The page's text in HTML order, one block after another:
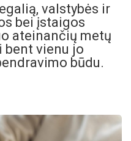
valstybės ir
bei įstaigos
ateinančių metų
bent vienu jo
būdu.